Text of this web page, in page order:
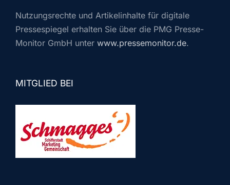
Nutzungsrechte und Artikelinhalte für digitale
Pressespiegel erhalten Sie über die PMG Presse-
Monitor GmbH unter www.pressemonitor.de.
MITGLIED BEI